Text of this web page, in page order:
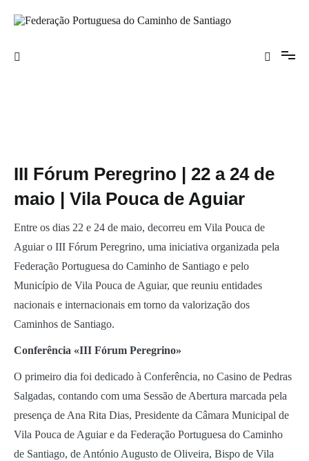
para
Santiago
III Fórum Peregrino | 22 a 24 de
maio | Vila Pouca de Aguiar
Entre os dias 22 e 24 de maio, decorreu em Vila Pouca de
Aguiar o III Fórum Peregrino, uma iniciativa organizada pela
Federação Portuguesa do Caminho de Santiago e pelo
Município de Vila Pouca de Aguiar, que reuniu entidades
nacionais e internacionais em torno da valorização dos
Caminhos de Santiago.
Conferência «III Fórum Peregrino»
O primeiro dia foi dedicado à Conferência, no Casino de Pedras
Salgadas, contando com uma Sessão de Abertura marcada pela
presença de Ana Rita Dias, Presidente da Câmara Municipal de
Vila Pouca de Aguiar e da Federação Portuguesa do Caminho
de Santiago, de António Augusto de Oliveira, Bispo de Vila